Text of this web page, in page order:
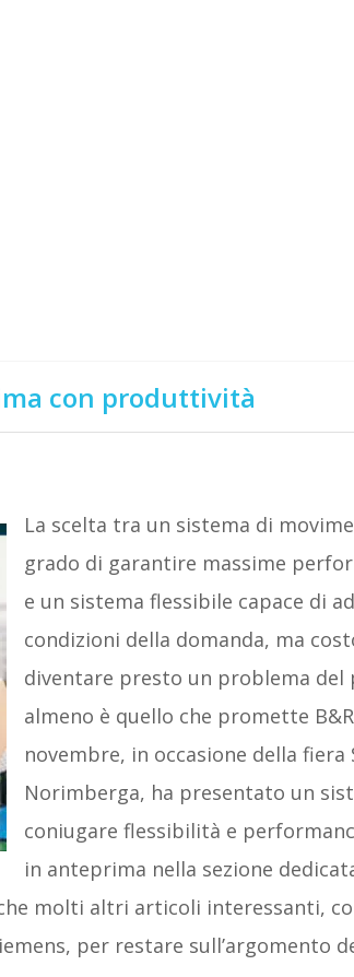
con produttività
La scelta tra un sistema di
grado di garantire massime
e un sistema flessibile capace di
condizioni della domanda, ma
diventare presto un problema del
almeno è quello che promette
novembre, in occasione della fiera
Norimberga, ha presentato un
coniugare flessibilità e
in anteprima nella sezione
molti altri articoli interessanti,
per restare sull’argomento